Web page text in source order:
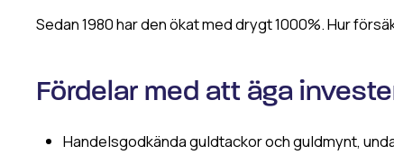
Sedan 1980 har den ökat med drygt 1000%. Hur
Fördelar med att äga
Handelsgodkända guldtackor och guldmynt,